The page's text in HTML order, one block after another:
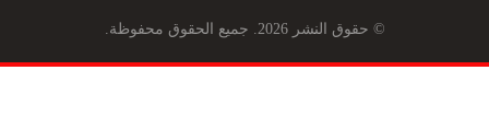
© حقوق النشر 2026. جميع الحقوق محفوظة.